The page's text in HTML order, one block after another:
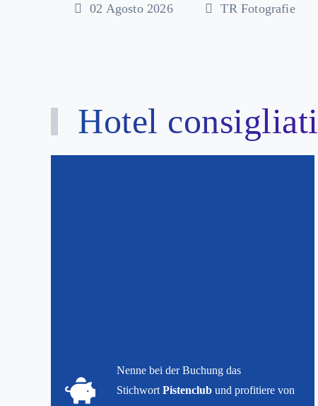
02 Agosto 2026 TR Fotografie
Hotel consigliati
Nenne bei der Buchung das
Stichwort Pistenclubund profitiere von